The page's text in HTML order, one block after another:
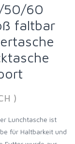
50/60
faltbar
)
Lunchtasche ist
für Haltbarkeit und